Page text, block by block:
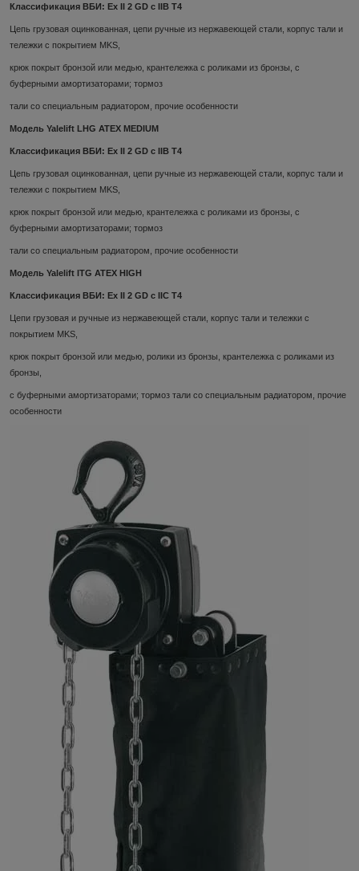
Классификация ВБИ: Ex II 2 GD c IIB T4
Цепь грузовая оцинкованная, цепи ручные из нержавеющей стали, корпус тали и
тележки с покрытием MKS,
крюк покрыт бронзой или медью, крантележка с роликами из бронзы, с
буферными амортизаторами; тормоз
тали со специальным радиатором, прочие особенности
Модель Yalelift LHG ATEX MEDIUM
Классификация ВБИ: Ex II 2 GD c IIB T4
Цепь грузовая оцинкованная, цепи ручные из нержавеющей стали, корпус тали и
тележки с покрытием MKS,
крюк покрыт бронзой или медью, крантележка с роликами из бронзы, с
буферными амортизаторами; тормоз
тали со специальным радиатором, прочие особенности
Модель Yalelift ITG ATEX HIGH
Классификация ВБИ: Ex II 2 GD c IIC T4
Цепи грузовая и ручные из нержавеющей стали, корпус тали и тележки с
покрытием MKS,
крюк покрыт бронзой или медью, ролики из бронзы, крантележка с роликами из
бронзы,
с буферными амортизаторами; тормоз тали со специальным радиатором, прочие
особенности